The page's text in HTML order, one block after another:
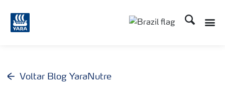
Busca
Voltar Blog YaraNutre